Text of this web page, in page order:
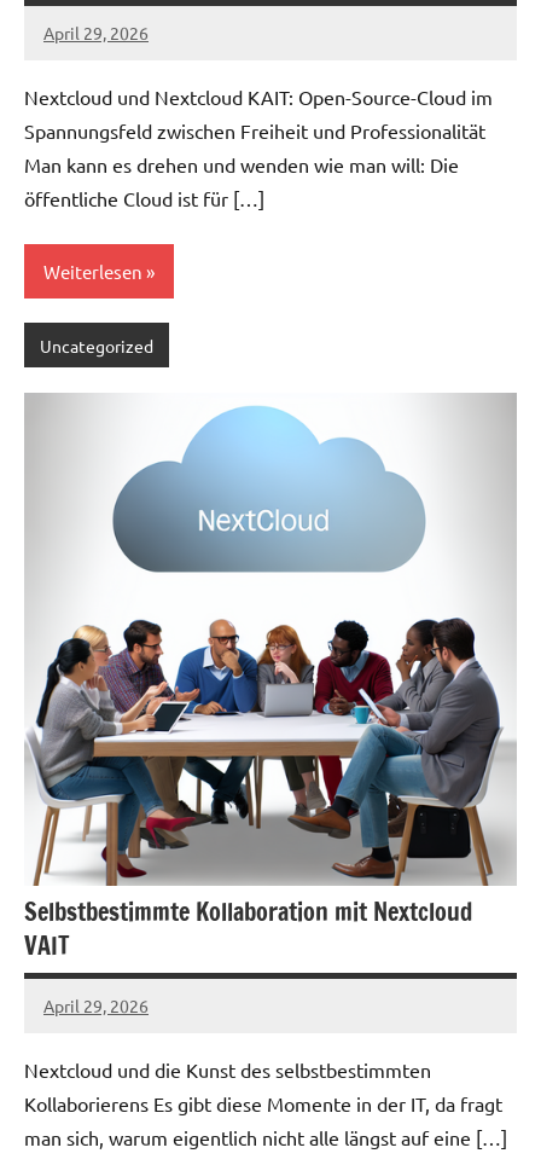
April 29, 2026
admin
Nextcloud und Nextcloud KAIT: Open-Source-Cloud im
Spannungsfeld zwischen Freiheit und Professionalität
Man kann es drehen und wenden wie man will: Die
öffentliche Cloud ist für […]
Weiterlesen
Uncategorized
Selbstbestimmte Kollaboration mit Nextcloud
VAIT
April 29, 2026
admin
Nextcloud und die Kunst des selbstbestimmten
Kollaborierens Es gibt diese Momente in der IT, da fragt
man sich, warum eigentlich nicht alle längst auf eine […]